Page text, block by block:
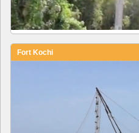
Fort Kochi